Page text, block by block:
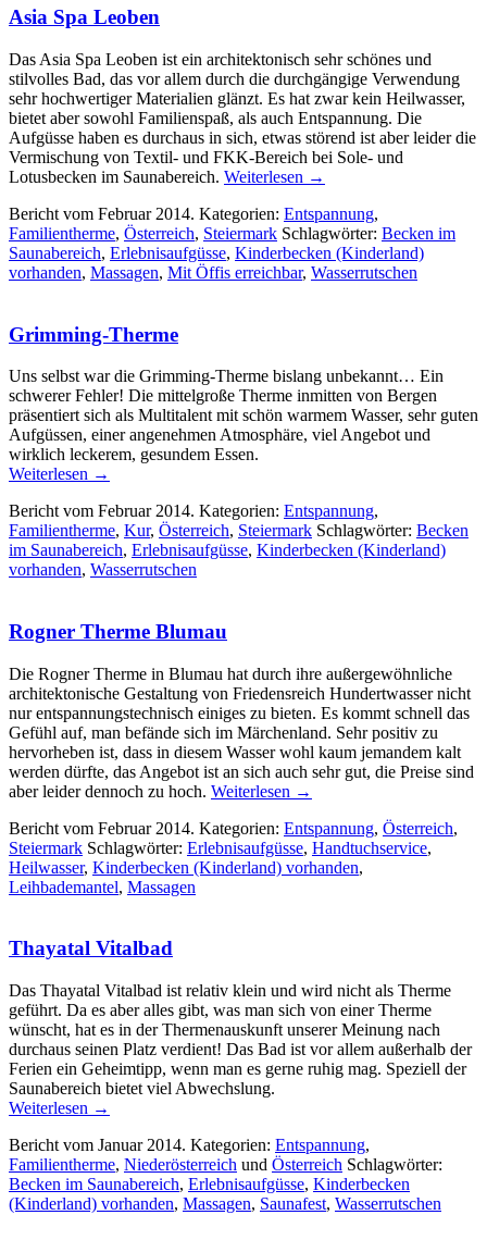
Asia Spa Leoben
Das Asia Spa Leoben ist ein architektonisch sehr schönes und
stilvolles Bad, das vor allem durch die durchgängige Verwendung
sehr hochwertiger Materialien glänzt. Es hat zwar kein Heilwasser,
bietet aber sowohl Familienspaß, als auch Entspannung. Die
Aufgüsse haben es durchaus in sich, etwas störend ist aber leider die
Vermischung von Textil- und FKK-Bereich bei Sole- und
Lotusbecken im Saunabereich. Weiterlesen →
Bericht vom Februar 2014. Kategorien: Entspannung,
Familientherme, Österreich, Steiermark Schlagwörter: Becken im
Saunabereich, Erlebnisaufgüsse, Kinderbecken (Kinderland)
vorhanden, Massagen, Mit Öffis erreichbar, Wasserrutschen
Grimming-Therme
Uns selbst war die Grimming-Therme bislang unbekannt… Ein
schwerer Fehler! Die mittelgroße Therme inmitten von Bergen
präsentiert sich als Multitalent mit schön warmem Wasser, sehr guten
Aufgüssen, einer angenehmen Atmosphäre, viel Angebot und
wirklich leckerem, gesundem Essen.
Weiterlesen →
Bericht vom Februar 2014. Kategorien: Entspannung,
Familientherme, Kur, Österreich, Steiermark Schlagwörter: Becken
im Saunabereich, Erlebnisaufgüsse, Kinderbecken (Kinderland)
vorhanden, Wasserrutschen
Rogner Therme Blumau
Die Rogner Therme in Blumau hat durch ihre außergewöhnliche
architektonische Gestaltung von Friedensreich Hundertwasser nicht
nur entspannungstechnisch einiges zu bieten. Es kommt schnell das
Gefühl auf, man befände sich im Märchenland. Sehr positiv zu
hervorheben ist, dass in diesem Wasser wohl kaum jemandem kalt
werden dürfte, das Angebot ist an sich auch sehr gut, die Preise sind
aber leider dennoch zu hoch. Weiterlesen →
Bericht vom Februar 2014. Kategorien: Entspannung, Österreich,
Steiermark Schlagwörter: Erlebnisaufgüsse, Handtuchservice,
Heilwasser, Kinderbecken (Kinderland) vorhanden,
Leihbademantel, Massagen
Thayatal Vitalbad
Das Thayatal Vitalbad ist relativ klein und wird nicht als Therme
geführt. Da es aber alles gibt, was man sich von einer Therme
wünscht, hat es in der Thermenauskunft unserer Meinung nach
durchaus seinen Platz verdient! Das Bad ist vor allem außerhalb der
Ferien ein Geheimtipp, wenn man es gerne ruhig mag. Speziell der
Saunabereich bietet viel Abwechslung.
Weiterlesen →
Bericht vom Januar 2014. Kategorien: Entspannung,
Familientherme, Niederösterreich und Österreich Schlagwörter:
Becken im Saunabereich, Erlebnisaufgüsse, Kinderbecken
(Kinderland) vorhanden, Massagen, Saunafest, Wasserrutschen